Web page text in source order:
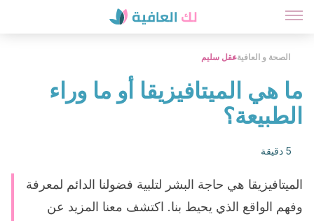
الصحة و العافيةعقل سليم
ما هي الميتافيزيقا أو ما وراء
الطبيعة؟
5 دقيقة
الميتافيزيقا هي حاجة البشر لتلبية فضولنا الدائم لمعرفة
وفهم الواقع الذي يحيط بنا. اكتشف معنا المزيد عن